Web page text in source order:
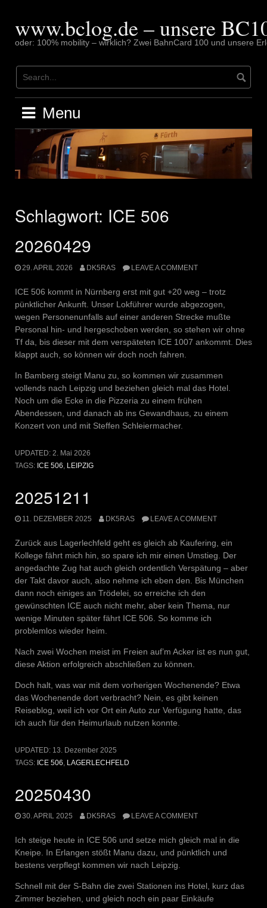
contentwww.bclog.de – unsere
oder: 100% mobility – wirklich? Zwei BahnCard 100 und unsere
Menu
Schlagwort: ICE 506
20260429
29. APRIL 2026 DK5RAS LEAVE A COMMENT
ICE 506 kommt in Nürnberg erst mit gut +20 weg – trotz
pünktlicher Ankunft. Unser Lokführer wurde abgezogen,
wegen Personenunfalls auf einer anderen Strecke mußte
Personal hin- und hergeschoben werden, so stehen wir ohne
Tf da, bis dieser mit dem verspäteten ICE 1007 ankommt. Dies
klappt auch, so können wir doch noch fahren.
In Bamberg steigt Manu zu, so kommen wir zusammen
vollends nach Leipzig und beziehen gleich mal das Hotel.
Noch um die Ecke in die Pizzeria zu einem frühen
Abendessen, und danach ab ins Gewandhaus, zu einem
Konzert von und mit Steffen Schleiermacher.
UPDATED: 2. Mai 2026
TAGS: ICE 506 LEIPZIG
20251211
11. DEZEMBER 2025 DK5RAS LEAVE A COMMENT
Zurück aus Lagerlechfeld geht es gleich ab Kaufering, ein
Kollege fährt mich hin, so spare ich mir einen Umstieg. Der
angedachte Zug hat auch gleich ordentlich Verspätung – aber
der Takt davor auch, also nehme ich eben den. Bis München
dann noch einiges an Trödelei, so erreiche ich den
gewünschten ICE auch nicht mehr, aber kein Thema, nur
wenige Minuten später fährt ICE 506. So komme ich
problemlos wieder heim.
Nach zwei Wochen meist im Freien auf’m Acker ist es nun gut,
diese Aktion erfolgreich abschließen zu können.
Doch halt, was war mit dem vorherigen Wochenende? Etwa
das Wochenende dort verbracht? Nein, es gibt keinen
Reiseblog, weil ich vor Ort ein Auto zur Verfügung hatte, das
ich auch für den Heimurlaub nutzen konnte.
UPDATED: 13. Dezember 2025
TAGS: ICE 506, LAGERLECHFELD
20250430
30. APRIL 2025 DK5RAS LEAVE A COMMENT
Ich steige heute in ICE 506 und setze mich gleich mal in die
Kneipe. In Erlangen stößt Manu dazu, und pünktlich und
bestens verpflegt kommen wir nach Leipzig.
Schnell mit der S-Bahn die zwei Stationen ins Hotel, kurz das
Zimmer beziehen, und gleich noch ein paar Einkäufe